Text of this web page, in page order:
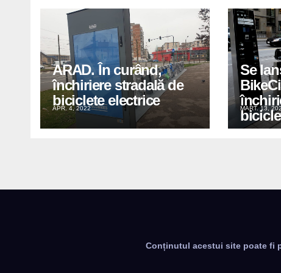
ARAD. În curând,
închiriere stradală de
biciclete electrice
APR. 4, 2022
Se
MART. 13,
Conținutul acestui site poate fi